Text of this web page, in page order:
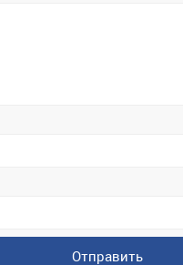
вы подтверждаете согласие с